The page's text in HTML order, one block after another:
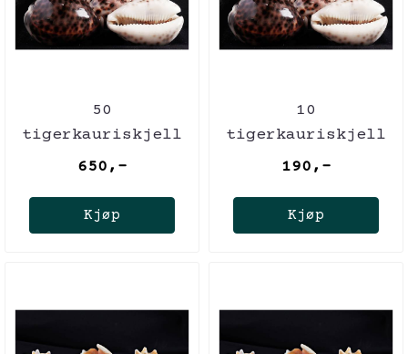
50
tigerkauriskjell
650,-
Kjøp
10
tigerkauriskjell
190,-
Kjøp